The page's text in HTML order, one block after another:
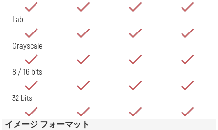
Lab
Grayscale
8 / 16 bits
32 bits
イメージ フォーマット